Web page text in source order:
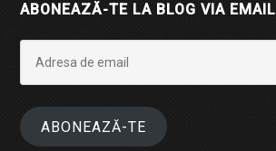
ABONEAZĂ-TE LA BLOG VIA EMAIL
email
ABONEAZĂ-TE